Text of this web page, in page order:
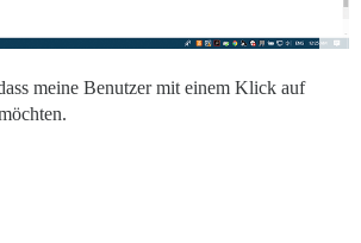
meine Benutzer mit einem Klick auf